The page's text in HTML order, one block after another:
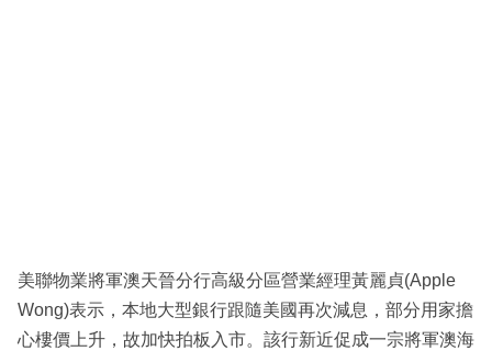
美聯物業將軍澳天晉分行高級分區營業經理黃麗貞(Apple
Wong)表示，本地大型銀行跟隨美國再次減息，部分用家擔
心樓價上升，故加快拍板入市。該行新近促成一宗將軍澳海